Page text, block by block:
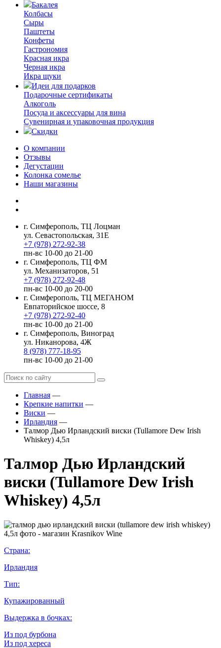
Бакалея
Колбасы
Сыры
Паштеты
Конфеты
Гастрономия
Красная икра
Черная икра
Икра щуки
Идеи для подарков
Подарочные сертификаты
Алкоголь
Посуда и аксессуары для вина
Сувенирная и упаковочная продукция
Скидки
О компании
Отзывы
Дегустации
Колонка сомелье
Наши магазины
г. Симферополь, ТЦ Лоцман
ул. Севастопольская, 31Е
+7 (978) 272-92-38
пн-вс 10-00 до 21-00
г. Симферополь, ТЦ ФМ
ул. Механизаторов, 51
+7 (978) 272-92-48
пн-вс 10-00 до 20-00
г. Симферополь, ТЦ МЕГАНОМ
Евпаторийское шоссе, 8
+7 (978) 272-92-40
пн-вс 10-00 до 21-00
г. Симферополь, Виноград
ул. Никанорова, 4Ж
8 (978) 777-18-95
пн-вс 10-00 до 21-00
Главная —
Крепкие напитки —
Виски —
Ирландия —
Талмор Дью Ирландский виски (Tullamore Dew Irish
Whiskey) 4,5л
Талмор Дью Ирландский
виски (Tullamore Dew Irish
Whiskey) 4,5л
Страна:
Ирландия
Тип:
Купажированный
Выдержка в бочках:
Из под бурбона
Из под хереса